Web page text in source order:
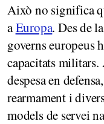
Això no significa
aEuropa. Des de
governs europeus
capacitats militars.
despesa en
rearmament i
models de servei